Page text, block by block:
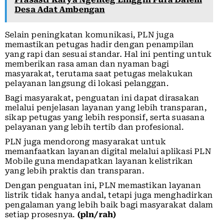
Desa Adat Ambengan
Selain peningkatan komunikasi, PLN juga
memastikan petugas hadir dengan penampilan
yang rapi dan sesuai standar. Hal ini penting untuk
memberikan rasa aman dan nyaman bagi
masyarakat, terutama saat petugas melakukan
pelayanan langsung di lokasi pelanggan.
Bagi masyarakat, penguatan ini dapat dirasakan
melalui penjelasan layanan yang lebih transparan,
sikap petugas yang lebih responsif, serta suasana
pelayanan yang lebih tertib dan profesional.
PLN juga mendorong masyarakat untuk
memanfaatkan layanan digital melalui aplikasi PLN
Mobile guna mendapatkan layanan kelistrikan
yang lebih praktis dan transparan.
Dengan penguatan ini, PLN memastikan layanan
listrik tidak hanya andal, tetapi juga menghadirkan
pengalaman yang lebih baik bagi masyarakat dalam
setiap prosesnya. (pln/rah)